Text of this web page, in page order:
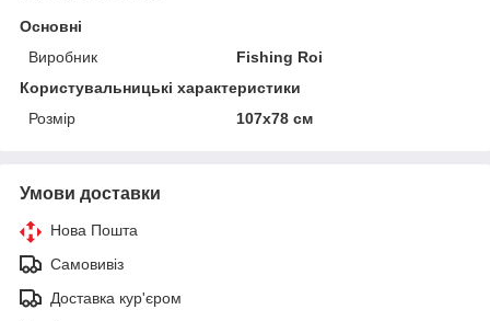
Основні
Виробник
Fishing Roi
Користувальницькі характеристики
Розмір
107х78 см
Умови доставки
Нова Пошта
Самовивіз
Доставка кур'єром